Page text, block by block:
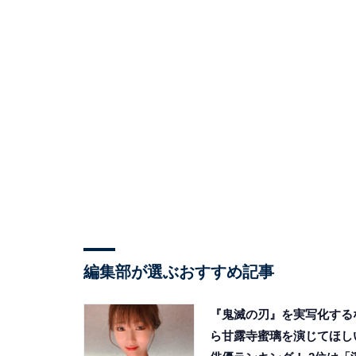
編集部が選ぶおすすめ記事
『鬼滅の刃』を実写化する
ら甘露寺蜜璃を演じてほし